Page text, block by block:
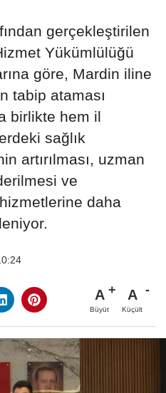
gerçekleştirilen
Yükümlülüğü
göre, Mardin iline
tabip ataması
birlikte hem il
sağlık
artırılması, uzman
ve
daha
A
Büyüt
A
Küçült